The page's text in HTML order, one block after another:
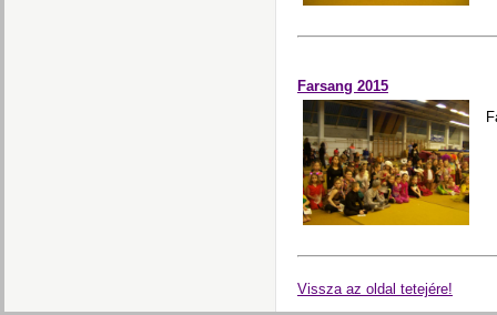
Farsang 2015
Vissza az oldal tetejére!